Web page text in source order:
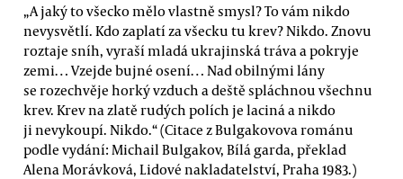
„A jaký to všecko mělo vlastně smysl? To vám nikdo
nevysvětlí. Kdo zaplatí za všecku tu krev? Nikdo. Znovu
roztaje sníh, vyraší mladá ukrajinská tráva a pokryje
zemi… Vzejde bujné osení… Nad obilnými lány
se rozechvěje horký vzduch a deště spláchnou všechnu
krev. Krev na zlatě rudých polích je laciná a nikdo
ji nevykoupí. Nikdo.“ (Citace z Bulgakovova románu
podle vydání: Michail Bulgakov, Bílá garda, překlad
Alena Morávková, Lidové nakladatelství, Praha 1983.)